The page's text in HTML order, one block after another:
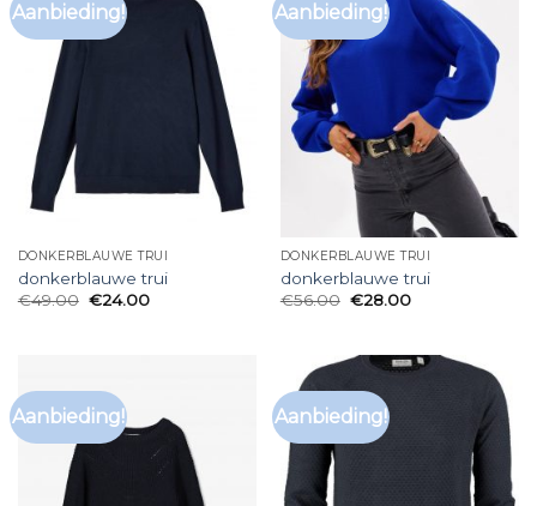
Aanbieding!
DONKERBLAUWE TRUI
donkerblauwe trui
€49.00 €24.00
Aanbieding!
DONKERBLAUWE TRUI
donkerblauwe trui
€56.00 €28.00
Aanbieding! Aanbieding!